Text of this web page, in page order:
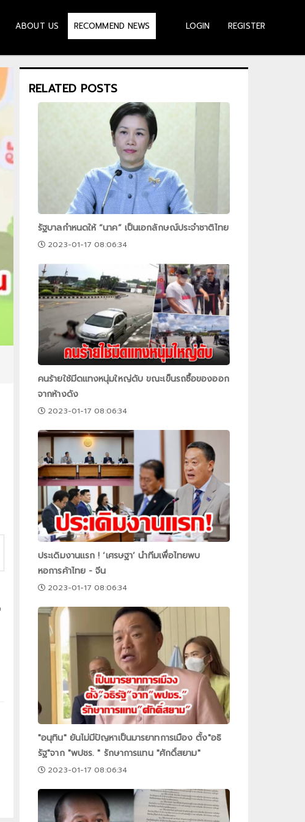
ABOUT US RECOMMEND NEWS LOGIN REGISTER
RELATED POSTS
รัฐบาลกำหนดให้ “นาค” เป็นเอกลักษณ์ประจำชาติไทย
2023-01-17 08:06:34
คนร้ายใช้มีดแทงหนุ่มใหญ่ดับ ขณะเข็นรถซื้อของออก
จากห้างดัง
2023-01-17 08:06:34
ประเดิมงานแรก ! ‘เศรษฐา’ นำทีมเพื่อไทยพบ
หอการค้าไทย - จีน
2023-01-17 08:06:34
"อนุทิน" ยันไม่มีปัญหาเป็นมารยาทการเมือง ตั้ง"อธิ
รัฐ"จาก "พปชร. " รักษาการแทน "ศักดิ์สยาม"
2023-01-17 08:06:34